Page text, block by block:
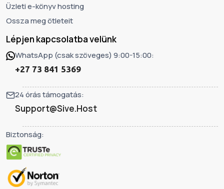
Üzleti e-könyv hosting
Ossza meg ötleteit
Lépjen kapcsolatba velünk
WhatsApp (csak szöveges) 9:00-15:00:
+27 73 841 5369
24 órás támogatás:
Support@Sive.Host
Biztonság: